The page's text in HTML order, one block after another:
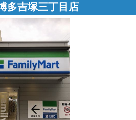
多吉塚三丁目店